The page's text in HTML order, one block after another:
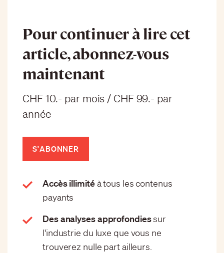
Pour continuer à lire cet
article, abonnez-vous
maintenant
CHF 10.- par mois / CHF 99.- par
année
S'ABONNER
Accès illimitéà tous les contenus
payants
Des analyses approfondiessur
l'industrie du luxe que vous ne
trouverez nulle part ailleurs.